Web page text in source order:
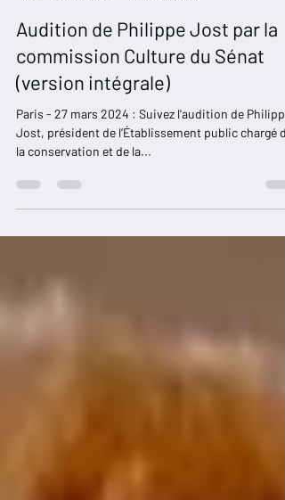
28 mars 2024
1 min de lecture
Audition de Philippe Jost par la
commission Culture du Sénat
(version intégrale)
Paris - 27 mars 2024 : Suivez l'audition de Philippe
la conservation et de la...